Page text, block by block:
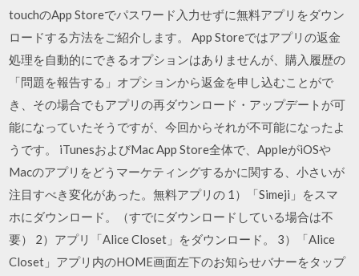
touchのApp Storeでパスワード入力せずに無料アプリをダウン
ロードする方法をご紹介します。 App Storeではアプリの返金
処理を自動的にできるオプションはありませんが、購入履歴の
「問題を報告する」オプションから返金を申し込むことがで
き、その場合でもアプリの再ダウンロード・アップデートが可
能になっていたそうですが、今回からそれが不可能になったよ
うです。 iTunesおよびMac App Store全体で、AppleがiOSや
Macのアプリをどうマーケティングするかに関する、小さいが
注目すべき変化があった。無料アプリの 1）「Simeji」をスマ
ホにダウンロード。（すでにダウンロードしている場合は不
要） 2）アプリ「Alice Closet」をダウンロード。 3）「Alice
Closet」アプリ内のHOME画面左下のお知らせバナーをタップ